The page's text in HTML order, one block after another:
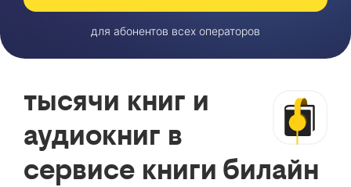
для абонентов всех операторов
тысячи книг и
аудиокниг в
сервисе книги билайн